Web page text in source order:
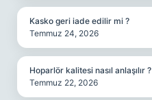
Kasko geri iade edilir mi ?
Temmuz 24, 2026
Hoparlör kalitesi nasıl anlaşılır ?
Temmuz 22, 2026